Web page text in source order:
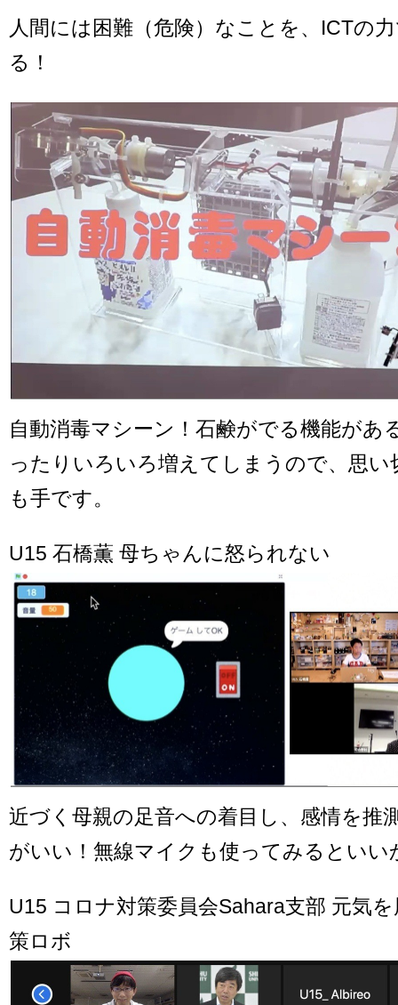
人間には困難（危険）なことを、ICTの
る！
自動消毒マシーン！石鹸がでる機能があ
ったりいろいろ増えてしまうので、思い
も手です。
U15 石橋薫 母ちゃんに怒られない
近づく母親の足音への着目し、感情を推
がいい！無線マイクも使ってみるといい
U15 コロナ対策委員会Sahara支部 元気
策ロボ